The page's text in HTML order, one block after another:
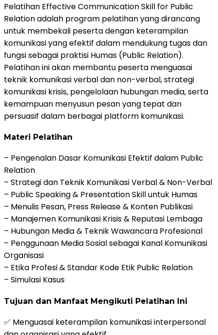
Pelatihan Effective Communication Skill for Public
Relation adalah program pelatihan yang dirancang
untuk membekali peserta dengan keterampilan
komunikasi yang efektif dalam mendukung tugas dan
fungsi sebagai praktisi Humas (Public Relation).
Pelatihan ini akan membantu peserta menguasai
teknik komunikasi verbal dan non-verbal, strategi
komunikasi krisis, pengelolaan hubungan media, serta
kemampuan menyusun pesan yang tepat dan
persuasif dalam berbagai platform komunikasi.
Materi Pelatihan
– Pengenalan Dasar Komunikasi Efektif dalam Public
Relation
– Strategi dan Teknik Komunikasi Verbal & Non-Verbal
– Public Speaking & Presentation Skill untuk Humas
– Menulis Pesan, Press Release & Konten Publikasi
– Manajemen Komunikasi Krisis & Reputasi Lembaga
– Hubungan Media & Teknik Wawancara Profesional
– Penggunaan Media Sosial sebagai Kanal Komunikasi
Organisasi
– Etika Profesi & Standar Kode Etik Public Relation
– Simulasi Kasus
Tujuan dan Manfaat Mengikuti Pelatihan Ini
✅ Menguasai keterampilan komunikasi interpersonal